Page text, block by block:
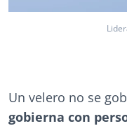
Un velero no se
gobierna con